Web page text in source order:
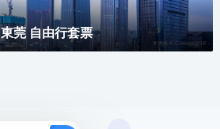
東莞 自由行套票